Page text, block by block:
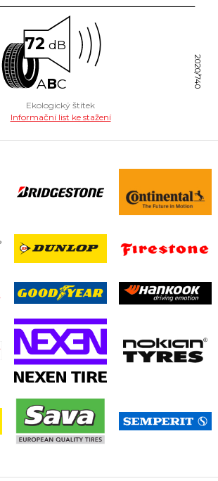
72 dB
ABC 2020/740
Ekologický štítek
Informační list ke stažení